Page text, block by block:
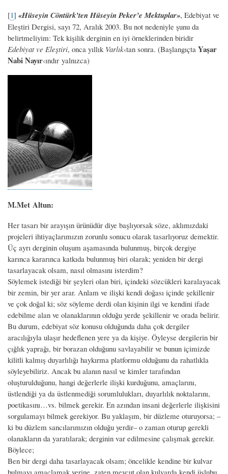
[1] «Hüseyin Cöntürk’ten Hüseyin Peker’e Mektuplar», Edebiyat ve
Eleştiri Dergisi, sayı 72, Aralık 2003. Bu not nedeniyle şunu da
belirtmeliyim: Tek kişilik derginin en iyi örneklerinden biridir
Edebiyat ve Eleştiri, onca yıllık Varlık‹tan sonra. (Başlangıçta Yaşar
Nabi Nayır‹ındır yalnızca)
M.Met Altun:
Her tasarı bir arayışın ürünüdür diye başlıyorsak söze, aklımızdaki
projeleri ihtiyaçlarımızın zorunlu sonucu olarak tasarlıyoruz demektir.
Üç ayrı derginin oluşum aşamasında bulunmuş, birçok dergiye
karınca kararınca katkıda bulunmuş biri olarak; yeniden bir dergi
tasarlayacak olsam, nasıl olmasını isterdim?
Söylemek istediği bir şeyleri olan biri, içindeki sözcükleri karalayacak
bir zemin, bir yer arar. Anlam ve ilişki kendi doğası içinde şekillenir
ve çok doğal ki; söz söyleme derdi olan kişinin ilgi ve kendini ifade
edebilme alan ve olanaklarının olduğu yerde şekillenir ve orada belirir.
Bu durum, edebiyat söz konusu olduğunda daha çok dergiler
aracılığıyla ulaşır hedeflenen yere ya da kişiye. Öyleyse dergilerin bir
çığlık yaprağı, bir borazan olduğunu savlayabilir ve bunun içimizde
kilitli kalmış duyarlılığı haykırma platformu olduğunu da rahatlıkla
söyleyebiliriz. Ancak bu alanın nasıl ve kimler tarafından
oluşturulduğunu, hangi değerlerle ilişki kurduğunu, amaçlarını,
üstlendiği ya da üstlenmediği sorumlulukları, duyarlılık noktalarını,
poetikasını…vs. bilmek gerekir. En azından insani değerlerle ilişkisini
sorgulamayı bilmek gerekiyor. Bu yaklaşım, bir düzleme oturuyorsa; –
ki bu düzlem sancılarımızın olduğu yerdir– o zaman oturup gerekli
olanakların da yaratılarak; derginin var edilmesine çalışmak gerekir.
Böylece;
Ben bir dergi daha tasarlayacak olsam; öncelikle kendine bir kulvar
bulmayı amaçlamak yerine, zaten mevcut olan kulvarda kendi üslubu